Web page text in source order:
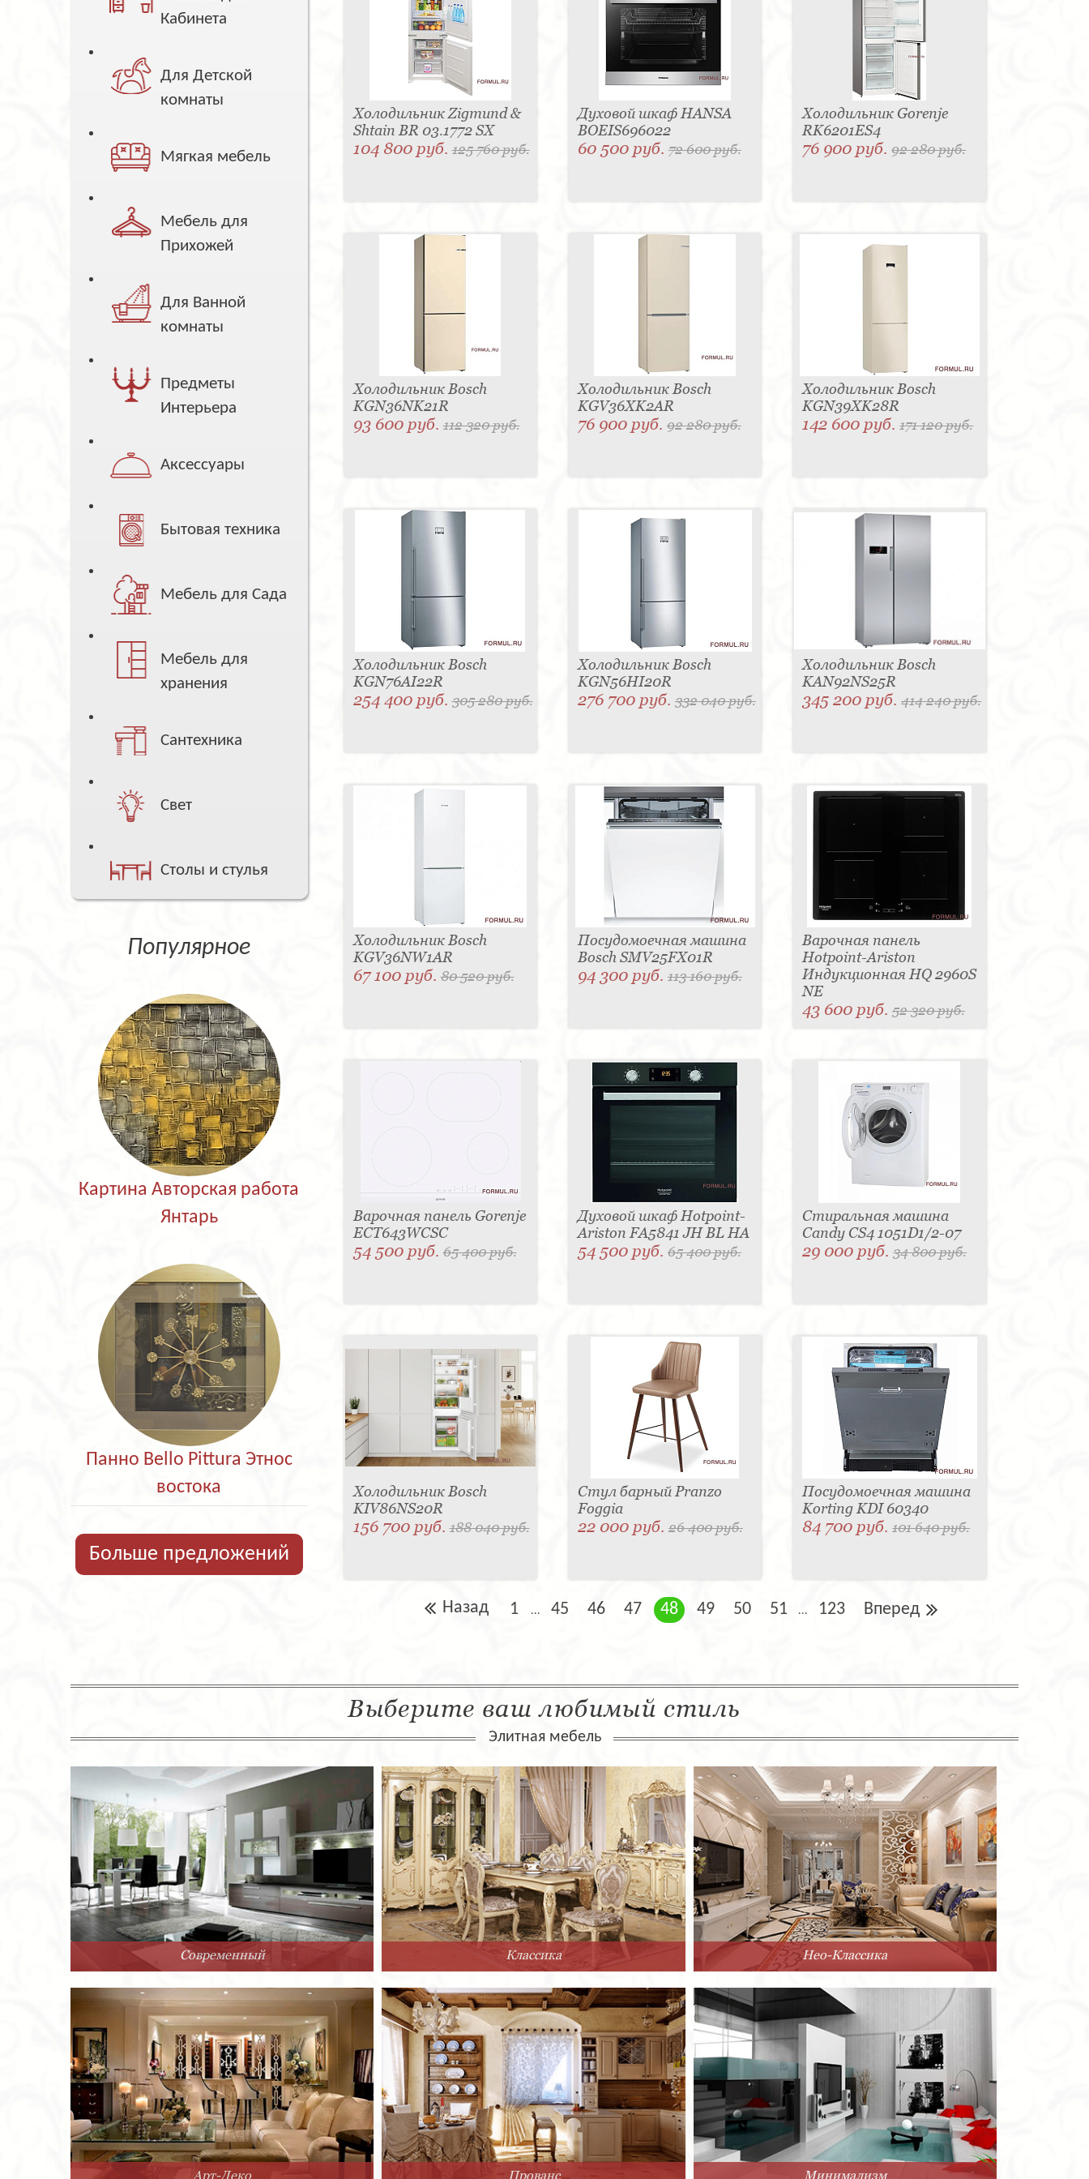
Кабинета
Для Детской
комнаты
Мягкая мебель
Мебель для
Прихожей
Для Ванной
комнаты
Предметы
Интерьера
Аксессуары
Бытовая техника
Мебель для Сада
Мебель для
хранения
Сантехника
Свет
Столы и стулья
Популярное
Картина Авторская работа
Янтарь
Панно Bello Pittura Этнос
востока
Больше предложений
Холодильник Zigmund &
Shtain BR 03.1772 SX
104 800 руб.125 760 руб.
Духовой шкаф HANSA
BOEIS696022
60 500 руб. 72 600 руб.
Холодильник Gorenje
RK6201ES4
76 900 руб.92 280 руб.
Холодильник Bosch
KGN36NK21R
93 600 руб.112 320 руб.
Холодильник Bosch
KGV36XK2AR
76 900 руб. 92 280 руб.
Холодильник Bosch
KGN39XK28R
142 600 руб.171 120 руб.
Холодильник Bosch
KGN76AI22R
254 400 руб.305 280 руб.
Холодильник Bosch
KGN56HI20R
276 700 руб. 332 040 руб.
Холодильник Bosch
KAN92NS25R
345 200 руб.414 240 руб.
Холодильник Bosch
KGV36NW1AR
67 100 руб.80 520 руб.
Посудомоечная машина
Bosch SMV25FX01R
94 300 руб. 113 160 руб.
Варочная панель
Hotpoint-Ariston
Индукционная HQ 2960S
NE
43 600 руб.52 320 руб.
Варочная панель Gorenje
ECT643WCSC
54 500 руб.65 400 руб.
Духовой шкаф Hotpoint-
Ariston FA5841 JH BL HA
54 500 руб. 65 400 руб.
Стиральная машина
Candy CS4 1051D1/2-07
29 000 руб.34 800 руб.
Холодильник Bosch
KIV86NS20R
156 700 руб.188 040 руб.
Стул барный Pranzo
Foggia
22 000 руб. 26 400 руб.
Посудомоечная машина
Korting KDI 60340
84 700 руб.101 640 руб.
Назад 1 ... 45 46 47 48 49 50 51 ... 123 Вперед
Выберите ваш любимый стиль
Элитная мебель
Современный Классика Нео-Классика
Арт-Деко Прованс Минимализм